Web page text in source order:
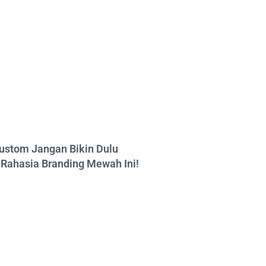
Jangan Bikin Dulu
Branding Mewah Ini!